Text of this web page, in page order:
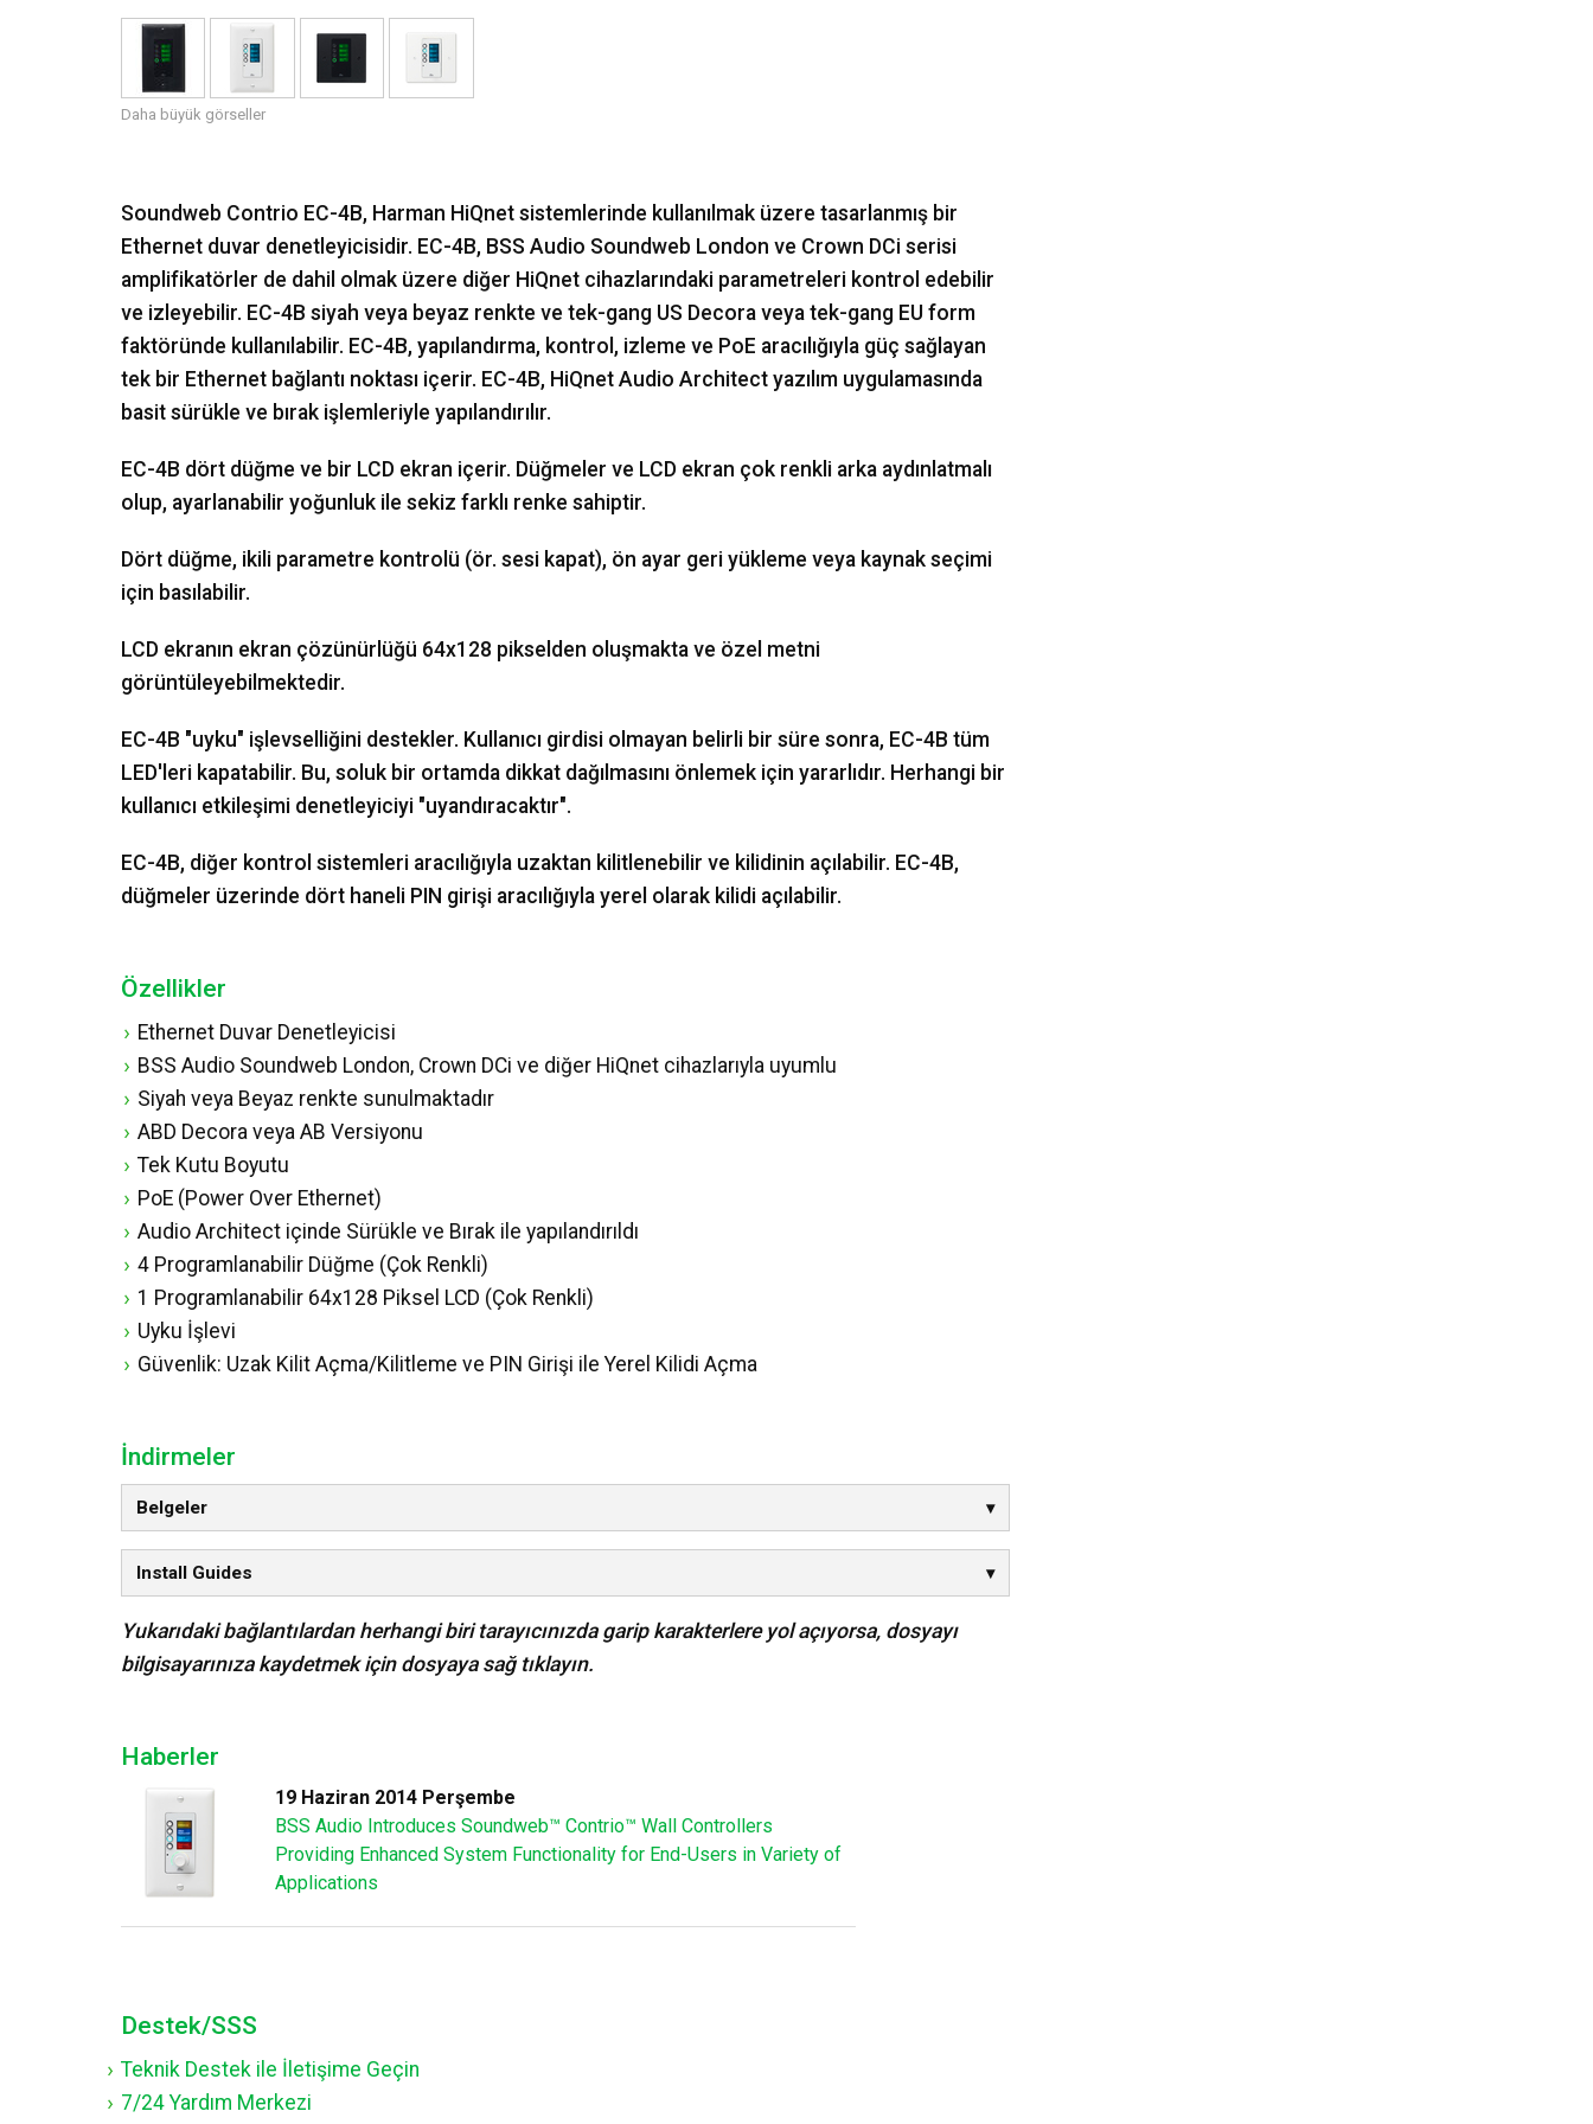
Daha büyük görseller
Soundweb Contrio EC-4B, Harman HiQnet sistemlerinde kullanılmak üzere tasarlanmış bir
Ethernet duvar denetleyicisidir. EC-4B, BSS Audio Soundweb London ve Crown DCi serisi
amplifikatörler de dahil olmak üzere diğer HiQnet cihazlarındaki parametreleri kontrol edebilir
ve izleyebilir. EC-4B siyah veya beyaz renkte ve tek-gang US Decora veya tek-gang EU form
faktöründe kullanılabilir. EC-4B, yapılandırma, kontrol, izleme ve PoE aracılığıyla güç sağlayan
tek bir Ethernet bağlantı noktası içerir. EC-4B, HiQnet Audio Architect yazılım uygulamasında
basit sürükle ve bırak işlemleriyle yapılandırılır.
EC-4B dört düğme ve bir LCD ekran içerir. Düğmeler ve LCD ekran çok renkli arka aydınlatmalı
olup, ayarlanabilir yoğunluk ile sekiz farklı renke sahiptir.
Dört düğme, ikili parametre kontrolü (ör. sesi kapat), ön ayar geri yükleme veya kaynak seçimi
için basılabilir.
LCD ekranın ekran çözünürlüğü 64x128 pikselden oluşmakta ve özel metni
görüntüleyebilmektedir.
EC-4B "uyku" işlevselliğini destekler. Kullanıcı girdisi olmayan belirli bir süre sonra, EC-4B tüm
LED'leri kapatabilir. Bu, soluk bir ortamda dikkat dağılmasını önlemek için yararlıdır. Herhangi bir
kullanıcı etkileşimi denetleyiciyi "uyandıracaktır".
EC-4B, diğer kontrol sistemleri aracılığıyla uzaktan kilitlenebilir ve kilidinin açılabilir. EC-4B,
düğmeler üzerinde dört haneli PIN girişi aracılığıyla yerel olarak kilidi açılabilir.
Özellikler
Ethernet Duvar Denetleyicisi
BSS Audio Soundweb London, Crown DCi ve diğer HiQnet cihazlarıyla uyumlu
Siyah veya Beyaz renkte sunulmaktadır
ABD Decora veya AB Versiyonu
Tek Kutu Boyutu
PoE (Power Over Ethernet)
Audio Architect içinde Sürükle ve Bırak ile yapılandırıldı
4 Programlanabilir Düğme (Çok Renkli)
1 Programlanabilir 64x128 Piksel LCD (Çok Renkli)
Uyku İşlevi
Güvenlik: Uzak Kilit Açma/Kilitleme ve PIN Girişi ile Yerel Kilidi Açma
İndirmeler
Belgeler
Install Guides
Yukarıdaki bağlantılardan herhangi biri tarayıcınızda garip karakterlere yol açıyorsa, dosyayı
bilgisayarınıza kaydetmek için dosyaya sağ tıklayın.
Haberler
19 Haziran 2014 Perşembe
BSS Audio Introduces Soundweb™ Contrio™ Wall Controllers
Providing Enhanced System Functionality for End-Users in Variety of
Applications
Destek/SSS
Teknik Destek ile İletişime Geçin
7/24 Yardım Merkezi